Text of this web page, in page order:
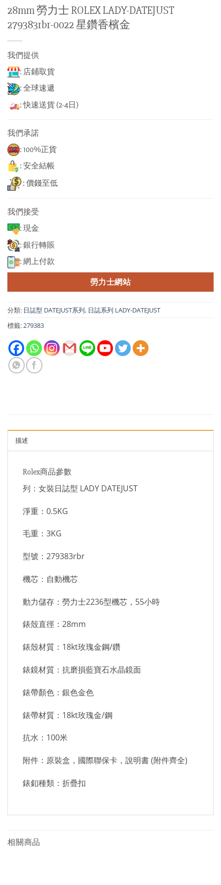
28mm 勞力士 ROLEX LADY-DATEJUST
279383rbr-0022 星鑽香檳金
我們提供
: 店鋪取貨
: 全球速遞
: 快速送貨 (2-4日)
我們承諾
: 100%正貨
: 安全結帳
: 價錢至低
我們接受
: 現金
: 銀行轉賬
: 網上付款
勞力士網站
分類: 日誌型 DATEJUST系列, 日誌系列 LADY-DATEJUST
標籤:279383
描述
Rolex商品參數
列：女裝日誌型 LADY DATEJUST
淨重：0.5KG
毛重：3KG
型號：279383rbr
機芯：自動機芯
動力儲存：勞力士2236型機芯，55小時
錶殼直徑：28mm
錶殼材質：18kt玫瑰金鋼/鑽
錶鏡材質：抗磨損藍寶石水晶鏡面
錶帶顏色：銀色金色
錶帶材質：18kt玫瑰金/鋼
抗水：100米
附件：原裝盒，國際聯保卡，說明書 (附件齊全)
錶釦種類：折疊扣
相關商品